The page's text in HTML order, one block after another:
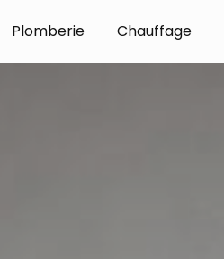
Plomberie Chauffage